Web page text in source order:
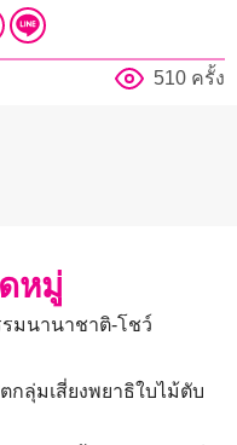
510 ครั้ง
หมู่
รมนานาชาติ-โชว์
ลุ่มเสี่ยงพยาธิใบไม้ตับ